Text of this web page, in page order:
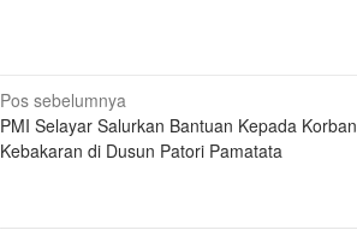
Navigasi
pos
Pos sebelumnya
PMI Selayar Salurkan Bantuan Kepada Korban
Kebakaran di Dusun Patori Pamatata